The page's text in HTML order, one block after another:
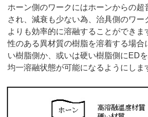
ホーン側のワークにはホーンからの超
され、減衰も少ない為、治具側のワー
よりも効率的に溶融することができま
性のある異材質の樹脂を溶着する場合
い樹脂側か、或いは硬い樹脂側にED
均一溶融状態が可能になるようにしま